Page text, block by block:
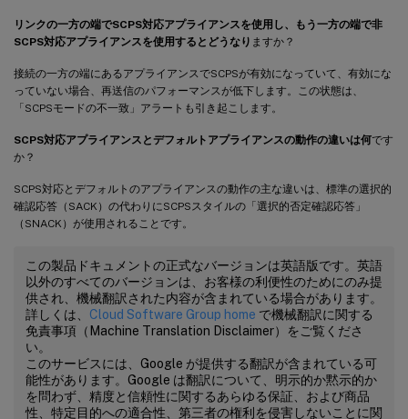
リンクの一方の端でSCPS対応アプライアンスを使用し、もう一方の端で非
SCPS対応アプライアンスを使用するとどうなり ますか？
接続の一方の端にあるアプライアンスでSCPSが有効になっていて、有効にな
っていない場合、再送信のパフォーマンスが低下します。この状態は、
「SCPSモードの不一致」アラートも引き起こします。
SCPS対応アプライアンスとデフォルトアプライアンスの動作の違いは何です
か？
SCPS対応とデフォルトのアプライアンスの動作の主な違いは、標準の選択的
確認応答（SACK）の代わりにSCPSスタイルの「選択的否定確認応答」
（SNACK）が使用されることです。
この製品ドキュメントの正式なバージョンは英語版です。英語
以外のすべてのバージョンは、お客様の利便性のためにのみ提
供され、機械翻訳された内容が含まれている場合があります。
詳しくは、 Cloud Software Group home で機械翻訳に関する
免責事項（Machine Translation Disclaimer）をご覧くださ
い。
このサービスには、Google が提供する翻訳が含まれている可
能性があります。Google は翻訳について、明示的か黙示的か
を問わず、精度と信頼性に関するあらゆる保証、および商品
性、特定目的への適合性、第三者の権利を侵害しないことに関